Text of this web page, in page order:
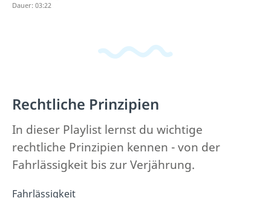
Dauer: 03:22
Rechtliche Prinzipien
In dieser Playlist lernst du wichtige
rechtliche Prinzipien kennen - von der
Fahrlässigkeit bis zur Verjährung.
Fahrlässigkeit